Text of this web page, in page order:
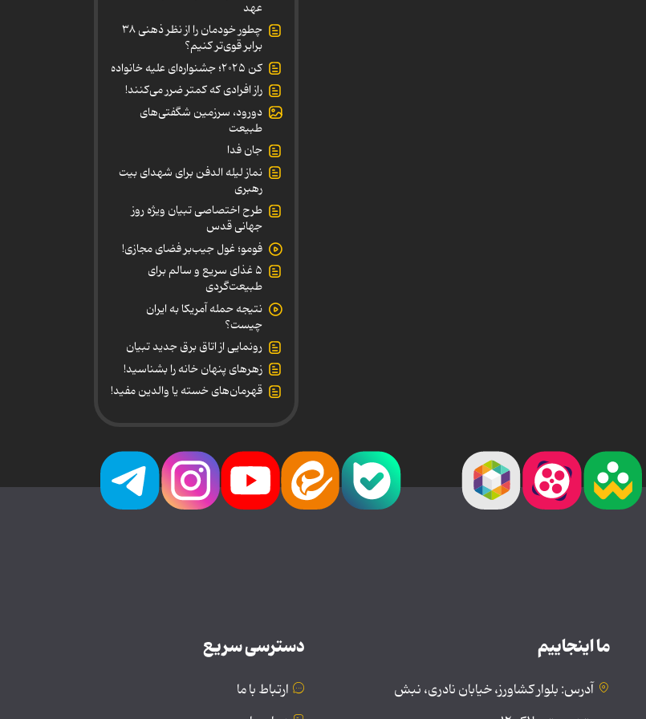
عهد
چطور خودمان را از نظر ذهنی ۳۸
برابر قوی‌تر کنیم؟
کن ۲۰۲۵؛ جشنواره‌ای علیه خانواده
راز افرادی که کمتر ضرر می‌کنند!
دورود، سرزمین شگفتی‌های
طبیعت
جان فدا
نماز لیله الدفن برای شهدای بیت
رهبری
طرح اختصاصی تبیان ویژه روز
جهانی قدس
فومو؛ غول جیب‌بر فضای مجازی!
۵ غذای سریع و سالم برای
طبیعت‌گردی
نتیجه حمله آمریکا به ایران
چیست؟
رونمایی از اتاق برق جدید تبیان
زهرهای پنهان خانه را بشناسید!
قهرمان‌های خسته یا والدین مفید!
ما اینجاییم
آدرس: بلوار کشاورز، خیابان نادری، نبش
دسترسی سریع
ارتباط با ما